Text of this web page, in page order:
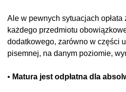
Ale w pewnych sytuacjach
każdego przedmiotu
dodatkowego, zarówno w części
pisemnej, na danym poziomie,
• Matura jest odpłatna dla